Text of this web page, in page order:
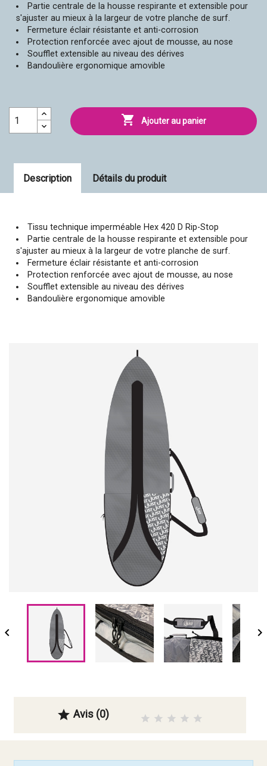
Partie centrale de la housse respirante et extensible pour
s'ajuster au mieux à la largeur de votre planche de surf.
Fermeture éclair résistante et anti-corrosion
Protection renforcée avec ajout de mousse, au nose
Soufflet extensible au niveau des dérives
Bandoulière ergonomique amovible
 Ajouter au panier
Description Détails du produit
Tissu technique imperméable Hex 420 D Rip-Stop
Partie centrale de la housse respirante et extensible pour
s'ajuster au mieux à la largeur de votre planche de surf.
Fermeture éclair résistante et anti-corrosion
Protection renforcée avec ajout de mousse, au nose
Soufflet extensible au niveau des dérives
Bandoulière ergonomique amovible
 
 Avis (0)